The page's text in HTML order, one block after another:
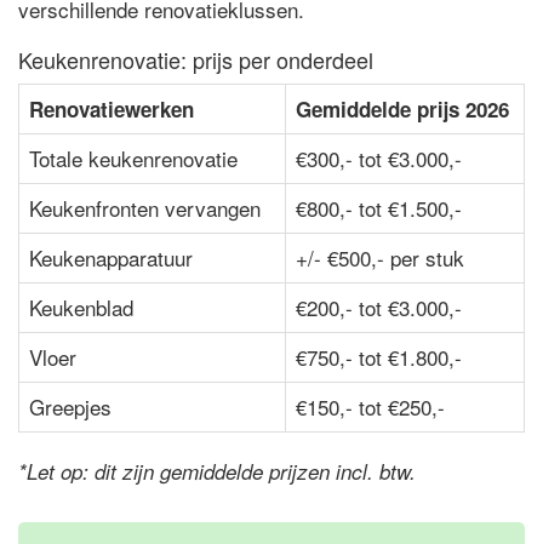
verschillende renovatieklussen.
Keukenrenovatie: prijs per onderdeel
Renovatiewerken Gemiddelde prijs 2026
Totale keukenrenovatie
€300,- tot €3.000,-
Keukenfronten vervangen
€800,- tot €1.500,-
Keukenapparatuur
+/- €500,- per stuk
Keukenblad
€200,- tot €3.000,-
Vloer
€750,- tot €1.800,-
Greepjes
€150,- tot €250,-
*Let op: dit zijn gemiddelde prijzen incl. btw.